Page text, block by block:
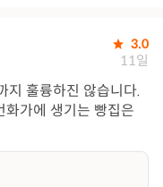
3.0
11일
지 훌륭하진 않습니다.
가에 생기는 빵집은